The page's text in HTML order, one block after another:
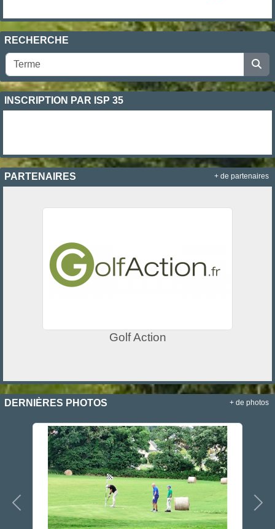
RECHERCHE
INSCRIPTION PAR ISP 35
PARTENAIRES
Golf Action
+ de partenaires
DERNIÈRES PHOTOS
Précedent
+ de photos